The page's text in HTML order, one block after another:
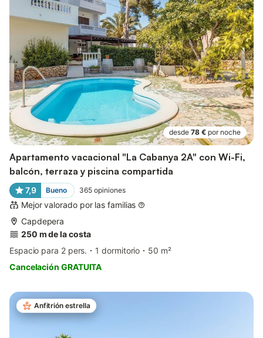
desde 78 € por noche
Apartamento vacacional "La Cabanya 2A" con Wi-Fi,
balcón, terraza y piscina compartida
7,9 Bueno 365 opiniones
Mejor valorado por las familias
Capdepera
250 m de la costa
Espacio para 2 pers.
1 dormitorio
50 m²
Cancelación GRATUITA
Anfitrión estrella